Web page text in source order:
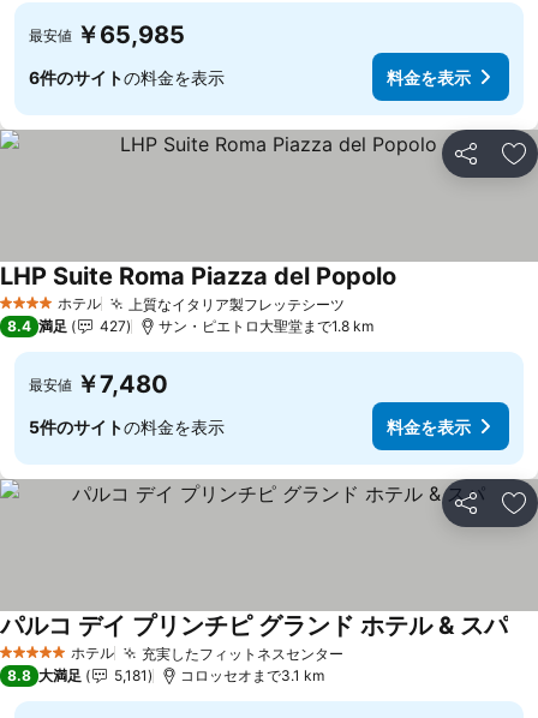
最安値 ￥65,985
6件のサイトの料金を表示 料金を表示
シェア お
4 ホテルのランク
ホテル 上質なイタリア製フレッテシーツ
LHP Suite Roma Piazza del Popolo
8.4 満足 427 サン・ピエトロ大聖堂まで1.8 km
最安値 ￥7,480
5件のサイトの料金を表示 料金を表示
シェア お
5 ホテルのランク
ホテル 充実したフィットネスセンター
パルコ デイ プリンチピ グランド ホテル & スパ
8.8 大満足 5,181 コロッセオまで3.1 km